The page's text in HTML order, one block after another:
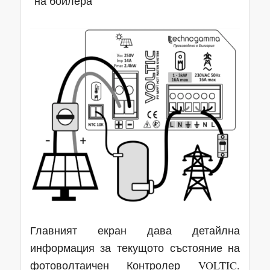
Главният екран дава детайлна
информация за текущото състояние на
фотоволтаичен Контролер VOLTIC.